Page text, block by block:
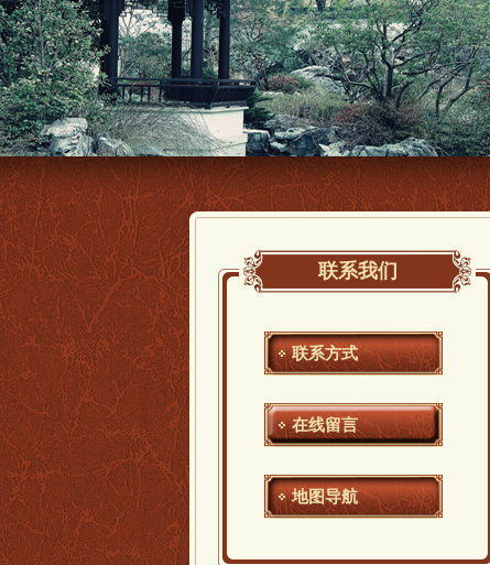
联系我们
联系方式
在线留言
地图导航